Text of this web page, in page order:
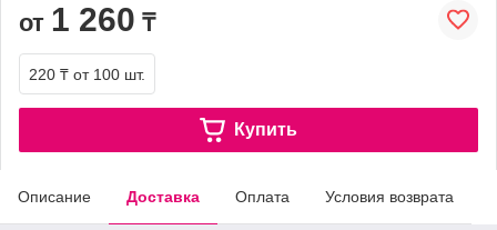
от 1 260 ₸
220 ₸ от 100 шт.
Купить
Описание Доставка Оплата Условия возврата